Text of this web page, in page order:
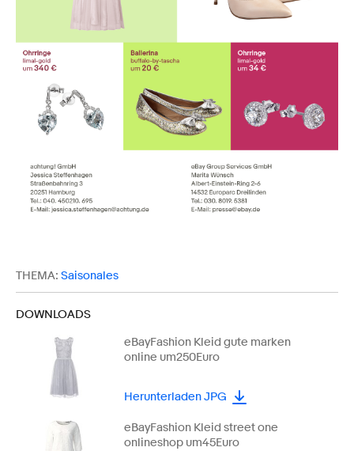
THEMA: Saisonales
DOWNLOADS
eBayFashion Kleid gute marken
online um250Euro
Herunterladen JPG
eBayFashion Kleid street one
onlineshop um45Euro